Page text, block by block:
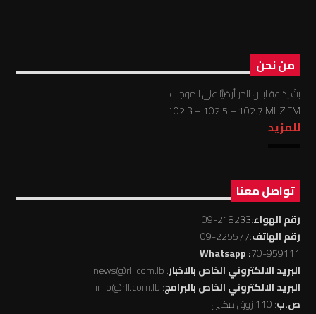
من نحن
بثّ إذاعة لبنان الحر أرضيًّا على الموجات:
102.3 – 102.5 – 102.7 MHZ FM
للمزيد
تواصل معنا
رقم الهواء:218233-09
رقم الهاتف:225577-09
70-959111
: Whatsapp
البريد الالكتروني الخاص بالاخبار: news@rll.com.lb
البريد الالكتروني الخاص بالبرامج: info@rll.com.lb
ص.ب: 110 زوق مكايل